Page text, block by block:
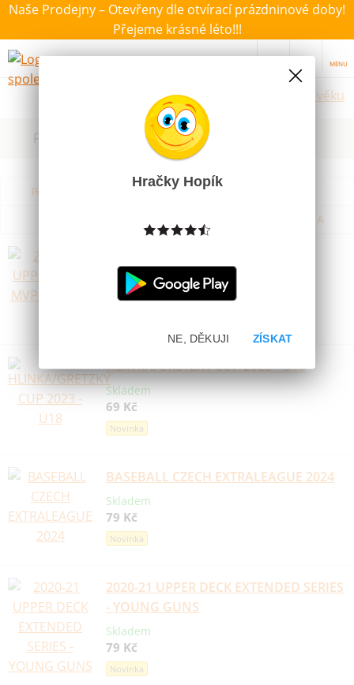
Naše Prodejny – Otevřeny dle otvírací prázdninové doby!
Přejeme krásné léto!!!
MENU
Hračky dle věku
Filtrovat dle dostupnosti, ceny, výrobce
Podle názvu od A do Z
Podle názvu od Z do A
Skladem
59 Kč
HLINKA/GRETZKY CUP 2023 - U18
Skladem
69 Kč
Novinka
BASEBALL CZECH EXTRALEAGUE 2024
Skladem
79 Kč
Novinka
2020-21 UPPER DECK EXTENDED SERIES
- YOUNG GUNS
Skladem
79 Kč
Novinka
Hračky Hopík
ZÍSKAT
NE, DĚKUJI